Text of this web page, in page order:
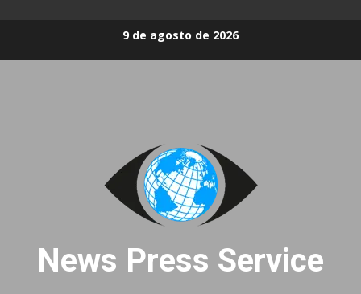
9 de agosto de 2026
News Press Service